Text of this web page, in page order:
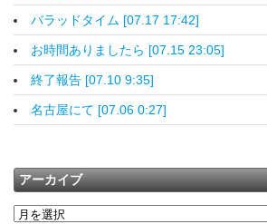
バラッドタイム [07.17 17:42]
お時間ありましたら [07.15 23:05]
終了報告 [07.10 9:35]
名古屋にて [07.06 0:27]
アーカイブ